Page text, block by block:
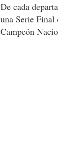
De cada
una Serie Final
Campeón